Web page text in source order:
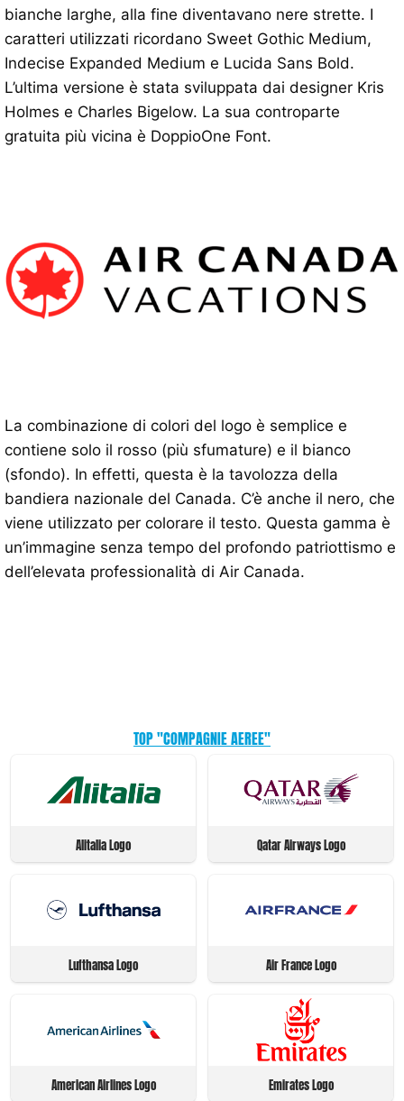
bianche larghe, alla fine diventavano nere strette. I
caratteri utilizzati ricordano Sweet Gothic Medium,
Indecise Expanded Medium e Lucida Sans Bold.
L’ultima versione è stata sviluppata dai designer Kris
Holmes e Charles Bigelow. La sua controparte
gratuita più vicina è DoppioOne Font.
La combinazione di colori del logo è semplice e
contiene solo il rosso (più sfumature) e il bianco
(sfondo). In effetti, questa è la tavolozza della
bandiera nazionale del Canada. C’è anche il nero, che
viene utilizzato per colorare il testo. Questa gamma è
un’immagine senza tempo del profondo patriottismo e
dell’elevata professionalità di Air Canada.
TOP "COMPAGNIE AEREE"
Alitalia Logo Qatar Airways Logo
Lufthansa Logo Air France Logo
American Airlines Logo Emirates Logo